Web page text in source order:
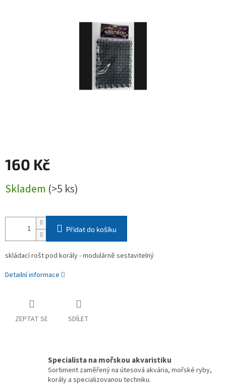
160 Kč
cena:
Skladem (>5 ks)
Přidat do košíku
skládací rošt pod korály - modulárně sestavitelný
Detailní informace
ZEPTAT SE SDÍLET
Specialista na mořskou akvaristiku
Sortiment zaměřený na útesová akvária, mořské ryby,
korály a specializovanou techniku.